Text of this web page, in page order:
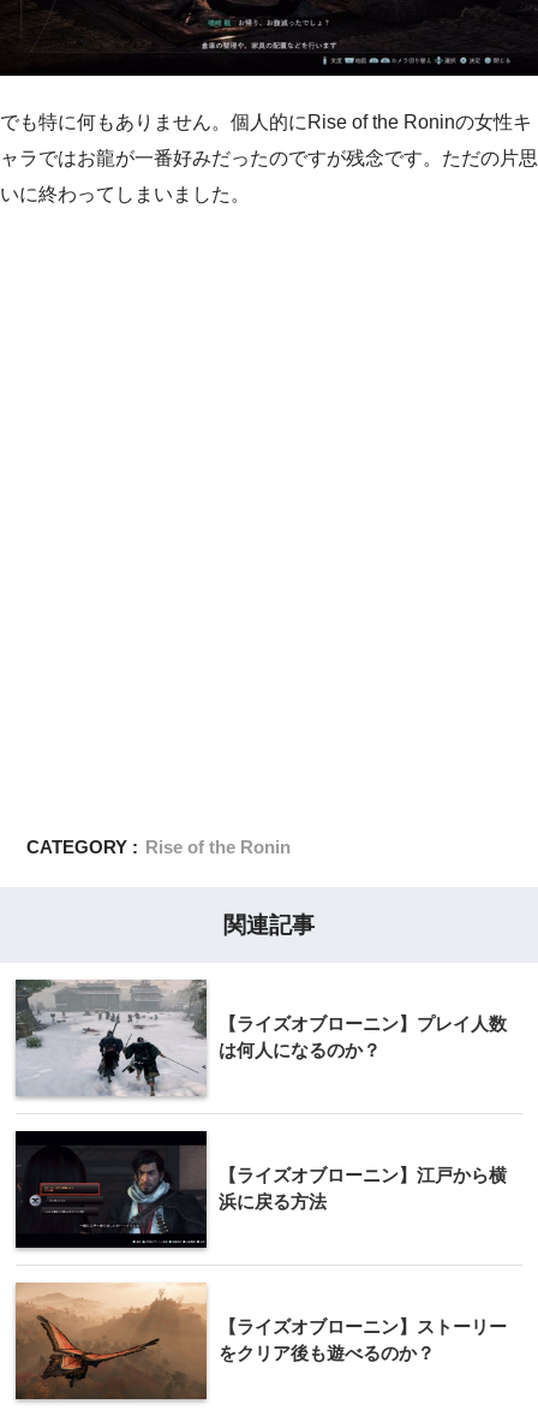
でも特に何もありません。個人的にRise of the Roninの女性キ
ャラではお龍が一番好みだったのですが残念です。ただの片思
いに終わってしまいました。
CATEGORY : Rise of the Ronin
関連記事
【ライズオブローニン】プレイ人数
は何人になるのか？
【ライズオブローニン】江戸から横
浜に戻る方法
【ライズオブローニン】ストーリー
をクリア後も遊べるのか？